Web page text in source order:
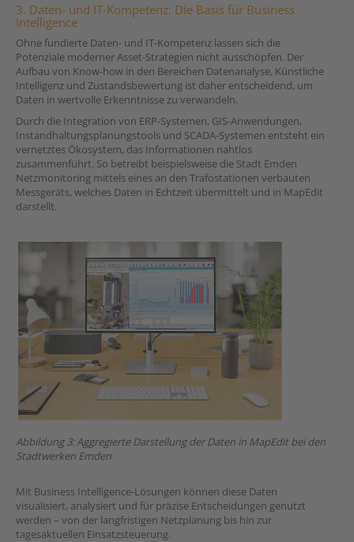
3. Daten- und IT-Kompetenz: Die Basis für Business
Intelligence
Ohne fundierte Daten- und IT-Kompetenz lassen sich die
Potenziale moderner Asset-Strategien nicht ausschöpfen. Der
Aufbau von Know-how in den Bereichen Datenanalyse, Künstliche
Intelligenz und Zustandsbewertung ist daher entscheidend, um
Daten in wertvolle Erkenntnisse zu verwandeln.
Durch die Integration von ERP-Systemen, GIS-Anwendungen,
Instandhaltungsplanungstools und SCADA-Systemen entsteht ein
vernetztes Ökosystem, das Informationen nahtlos
zusammenführt. So betreibt beispielsweise die Stadt Emden
Netzmonitoring mittels eines an den Trafostationen verbauten
Messgeräts, welches Daten in Echtzeit übermittelt und in MapEdit
darstellt.
Abbildung 3: Aggregierte Darstellung der Daten in MapEdit bei den
Stadtwerken Emden
Mit Business Intelligence-Lösungen können diese Daten
visualisiert, analysiert und für präzise Entscheidungen genutzt
werden – von der langfristigen Netzplanung bis hin zur
tagesaktuellen Einsatzsteuerung.